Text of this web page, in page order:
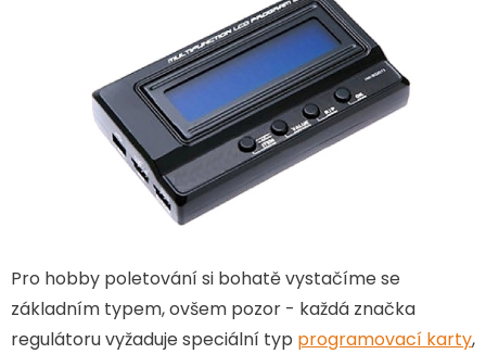
Pro hobby poletování si bohatě vystačíme se
základním typem, ovšem pozor - každá značka
regulátoru vyžaduje speciální typ programovací karty,